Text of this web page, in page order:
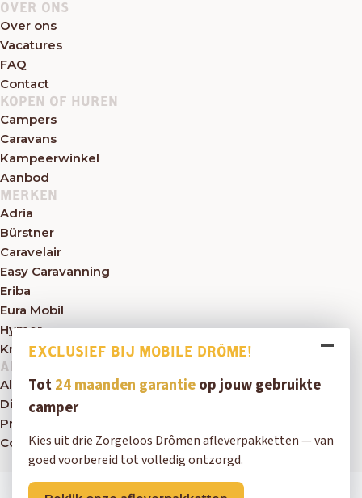
OVER ONS
Over ons
Vacatures
FAQ
Contact
KOPEN OF HUREN
Campers
Caravans
Kampeerwinkel
Aanbod
MERKEN
Adria
Bürstner
Caravelair
Easy Caravanning
Eriba
Eura Mobil
Hymer
Knaus
ALGEMEEN
Algemene voorwaarden
Disclaimer
Privacybeleid
Contact
EXCLUSIEF BIJ MOBILE DRÔME!
Tot24 maanden garantieop jouw gebruikte
camper
Kies uit drie Zorgeloos Drômen afleverpakketten — van
goed voorbereid tot volledig ontzorgd.